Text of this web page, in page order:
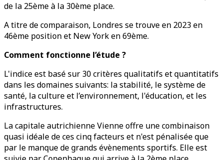
de la 25ème à la 30ème place.
A titre de comparaison, Londres se trouve en 2023 en
46ème position et New York en 69ème.
Comment fonctionne l’étude ?
L'indice est basé sur 30 critères qualitatifs et quantitatifs
dans les domaines suivants: la stabilité, le système de
santé, la culture et l’environnement, l'éducation, et les
infrastructures.
La capitale autrichienne Vienne offre une combinaison
quasi idéale de ces cinq facteurs et n'est pénalisée que
par le manque de grands évènements sportifs. Elle est